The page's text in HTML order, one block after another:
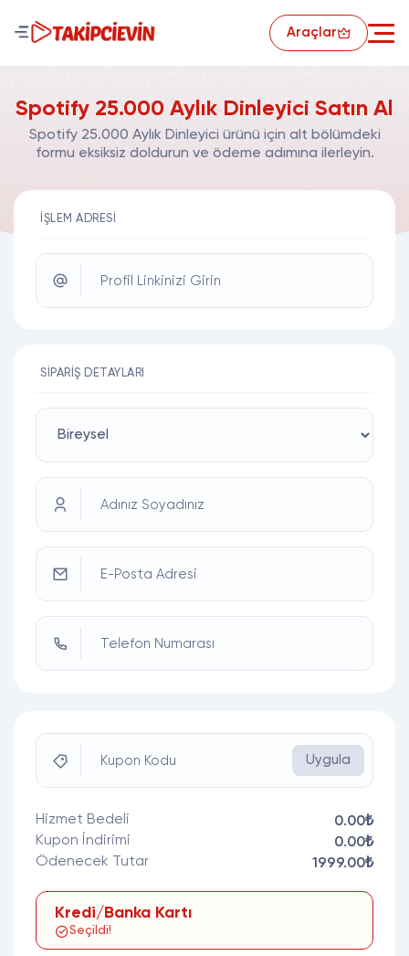
Araçlar
Spotify 25.000 Aylık Dinleyici Satın Al
Spotify 25.000 Aylık Dinleyici ürünü için alt bölümdeki
formu eksiksiz doldurun ve ödeme adımına ilerleyin.
İŞLEM ADRESI
Profil Linkinizi Girin
SIPARIŞ DETAYLARI
Adınız Soyadınız
E-Posta Adresi
Telefon Numarası
Kupon Kodu Uygula
Hizmet Bedeli
0.00₺
Kupon İndirimi
0.00₺
Ödenecek Tutar
1999.00₺
Kredi/Banka Kartı
Seçildi!